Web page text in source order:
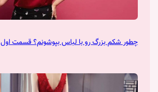
چطور شکم بزرگ رو با لباس بپوشونم؟ قسمت اول